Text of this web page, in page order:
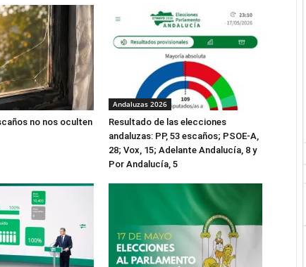
no nos oculten
Andaluzas 2026
Resultado de las elecciones
andaluzas: PP, 53 escaños; PSOE-A,
28; Vox, 15; Adelante Andalucía, 8 y
Por Andalucía, 5